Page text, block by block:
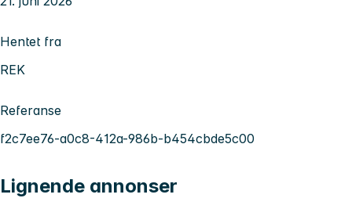
Hentet fra
REK
Referanse
f2c7ee76-a0c8-412a-986b-b454cbde5c00
Lignende annonser